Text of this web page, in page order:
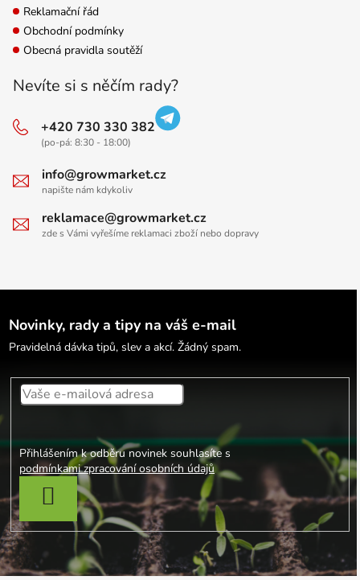
Reklamační řád
Obchodní podmínky
Obecná pravidla soutěží
Nevíte si s něčím rady?
+420 730 330 382
(po-pá: 8:30 - 18:00)
info@growmarket.cz
napište nám kdykoliv
reklamace@growmarket.cz
zde s Vámi vyřešíme reklamaci zboží nebo dopravy
Novinky, rady a tipy na váš e-mail
Pravidelná dávka tipů, slev a akcí. Žádný spam.
Přihlášením k odběru novinek souhlasíte s
podmínkami zpracování osobních údajů
PŘIHLÁSIT SE